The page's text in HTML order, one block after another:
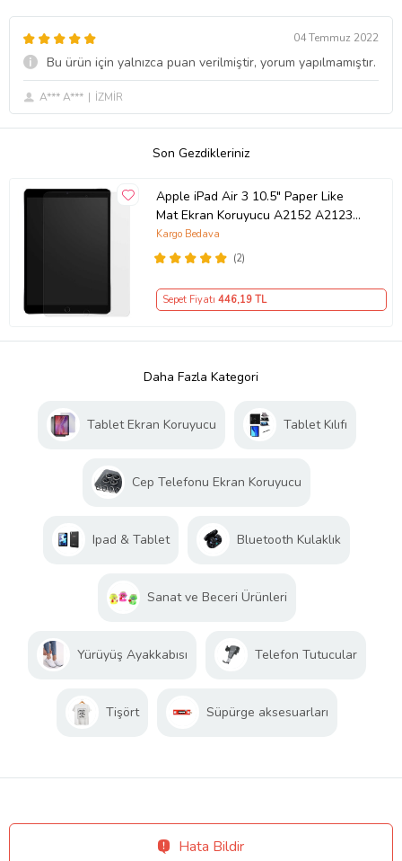
04 Temmuz 2022
Bu ürün için yalnızca puan verilmiştir, yorum yapılmamıştır.
A*** A*** İZMİR
Son Gezdikleriniz
Apple iPad Air 3 10.5" Paper Like
Mat Ekran Koruyucu A2152 A2123
A2153 A2154 (Renksiz)
(2)
Kargo Bedava
Sepet Fiyatı 446,19 TL
Daha Fazla Kategori
Tablet Ekran Koruyucu Tablet Kılıfı
Cep Telefonu Ekran Koruyucu
Ipad & Tablet Bluetooth Kulaklık
Sanat ve Beceri Ürünleri
Yürüyüş Ayakkabısı Telefon Tutucular
Tişört Süpürge aksesuarları
Hata Bildir